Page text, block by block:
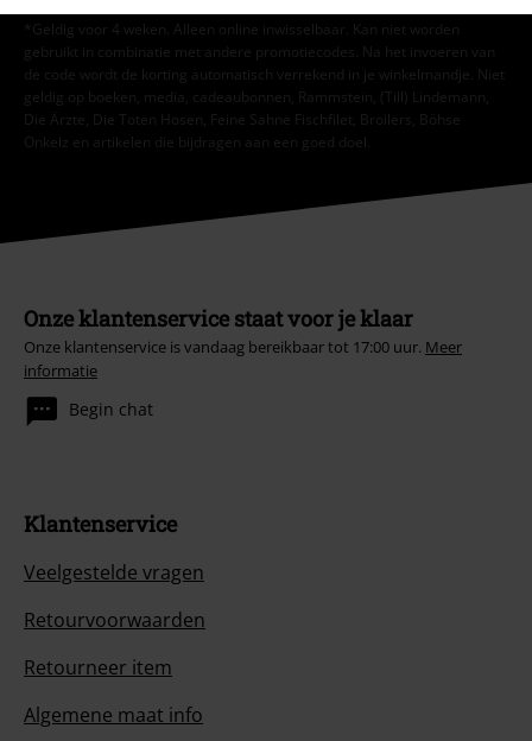
*Geldig voor 4 weken. Alleen online inwisselbaar. Kan niet worden
gebruikt in combinatie met andere promotiecodes. Na het invoeren van
de code wordt de korting automatisch verrekend in je winkelmandje. Niet
geldig op boeken, media, cadeaubonnen, Rammstein, (Till) Lindemann,
Die Ärzte, Die Toten Hosen, Feine Sahne Fischfilet, Broilers, Böhse
Onkelz en artikelen die bijdragen aan een goed doel.
Onze klantenservice staat voor je klaar
Onze klantenservice is vandaag bereikbaar tot 17:00 uur. Meer
informatie
Begin chat
Klantenservice
Veelgestelde vragen
Retourvoorwaarden
Retourneer item
Algemene maat info